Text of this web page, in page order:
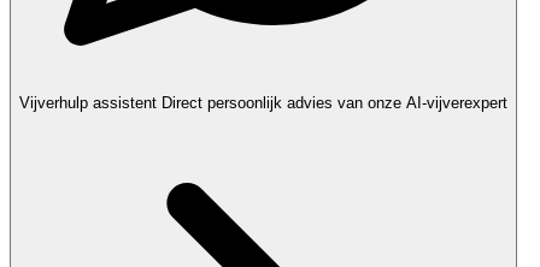
Vijverhulp assistent Direct persoonlijk advies van onze AI-vijverexpert